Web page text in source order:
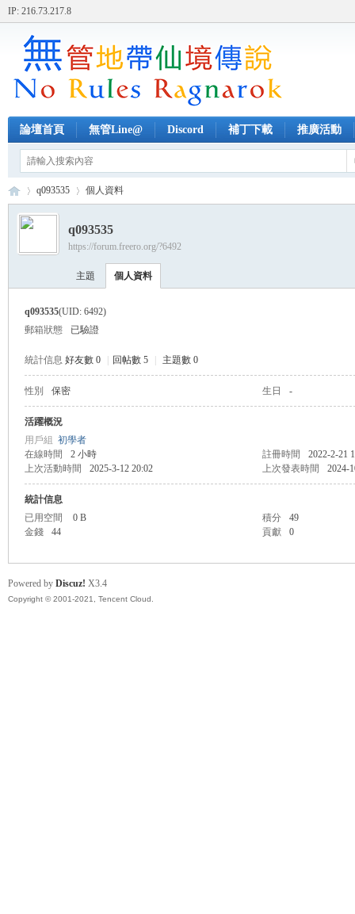
IP: 216.73.217.8
論壇首頁 無管Line@ Discord 補丁下載 推廣活動
›
q093535 個人資料
q093535
https://forum.freero.org/?6492
主題 個人資料
q093535(UID: 6492)
郵箱狀態
已驗證
統計信息 好友數 0 回帖數 5 主題數 0
性別 保密 生日 -
活躍概況
用戶組 初學者
在線時間
2 小時 註冊時間
2022-2-21
上次活動時間
2025-3-12 20:02 上次發表時間 2024-
統計信息
已用空間
0 B 積分
49
金錢
44 貢獻 0
Powered by Discuz! X3.4
Copyright © 2001-2021, Tencent Cloud.